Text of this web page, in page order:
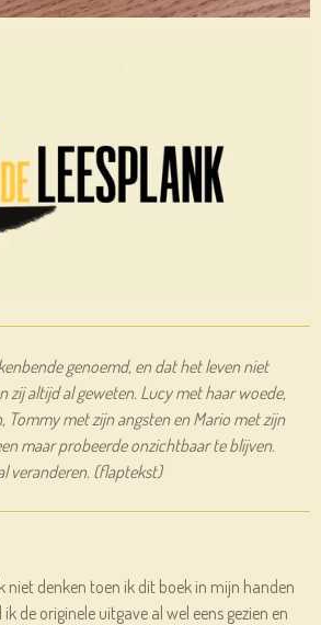
genoemd, en dat het leven niet
zij altijd al geweten. Lucy met haar woede,
Tommy met zijn angsten en Mario met zijn
maar probeerde onzichtbaar te blijven.
veranderen. (flaptekst)
niet denken toen ik dit boek in mijn handen
de originele uitgave al wel eens gezien en